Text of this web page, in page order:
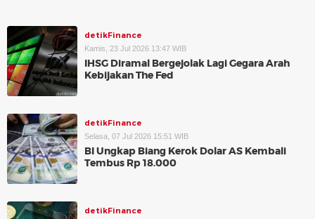
detikFinance
Kamis, 23 Jul 2026 13:47 WIB
IHSG Diramal Bergejolak Lagi Gegara Arah
Kebijakan The Fed
detikFinance
Selasa, 07 Jul 2026 15:51 WIB
BI Ungkap Biang Kerok Dolar AS Kembali
Tembus Rp 18.000
detikFinance